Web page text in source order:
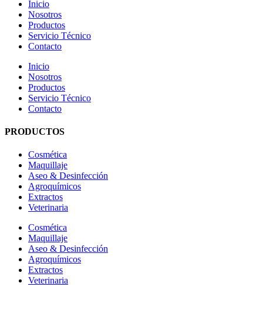
Inicio
Nosotros
Productos
Servicio Técnico
Contacto
Inicio
Nosotros
Productos
Servicio Técnico
Contacto
PRODUCTOS
Cosmética
Maquillaje
Aseo & Desinfección
Agroquímicos
Extractos
Veterinaria
Cosmética
Maquillaje
Aseo & Desinfección
Agroquímicos
Extractos
Veterinaria